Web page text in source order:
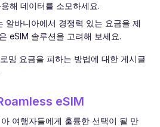
해 데이터를 소모하세요.
알바니아에서 경쟁력 있는 요금을 제
eSIM 솔루션을 고려해 보세요.
밍 요금을 피하는 방법에 대한 게시글
eSIM
여행자들에게 훌륭한 선택이 될 만